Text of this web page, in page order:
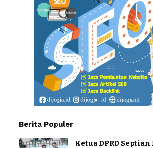
Berita Populer
Ketua DPRD